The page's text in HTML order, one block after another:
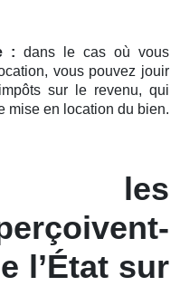
: dans le cas où vous
vous pouvez jouir
sur le revenu, qui
mise en location du bien.
les
l’État sur